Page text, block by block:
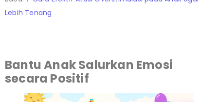
Lebih Tenang
Bantu Anak Salurkan Emosi
secara Positif